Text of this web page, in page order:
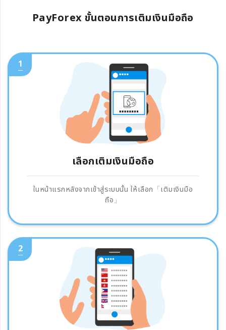
PayForex ขั้นตอนการเติมเงินมือถือ
1
เลือกเติมเงินมือถือ
ในหน้าแรกหลังจากเข้าสู่ระบบนั้น ให้เลือก「เติมเงินมือ
ถือ」
2